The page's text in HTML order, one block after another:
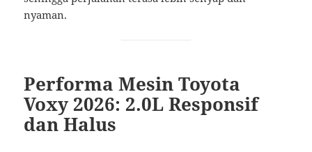
nyaman.
Performa Mesin Toyota
Voxy 2026: 2.0L Responsif
dan Halus